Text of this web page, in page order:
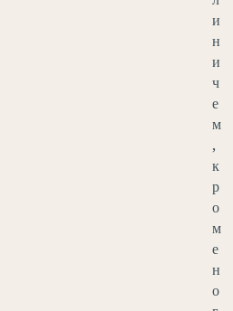
и
н
и
ч
е
м
,
к
р
о
м
е
н
о